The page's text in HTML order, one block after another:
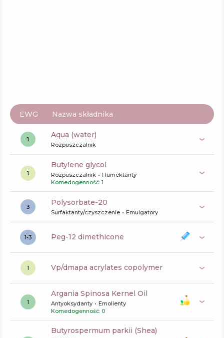
EWG Nazwa składnika
1 aqua (water)
Rozpuszczalnik
1
butylene glycol
Rozpuszczalnik
Humektanty
Komedogenność: 1
3 polysorbate-20
Surfaktanty/czyszczenie Emulgatory
1-3 peg-12 dimethicone
1 vp/dmapa acrylates copolymer
1
Argania Spinosa Kernel Oil
Antyoksydanty
Emolienty
Komedogenność: 0
butyrospermum parkii (Shea)